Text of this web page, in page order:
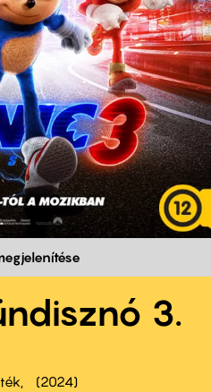
3.
2024